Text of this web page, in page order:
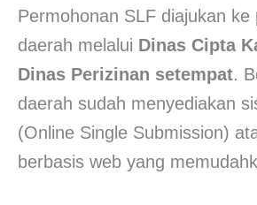
Permohonan SLF diajukan ke
daerah melalui Dinas Cipta
Dinas Perizinan setempat.
daerah sudah menyediakan
(Online Single Submission)
berbasis web yang